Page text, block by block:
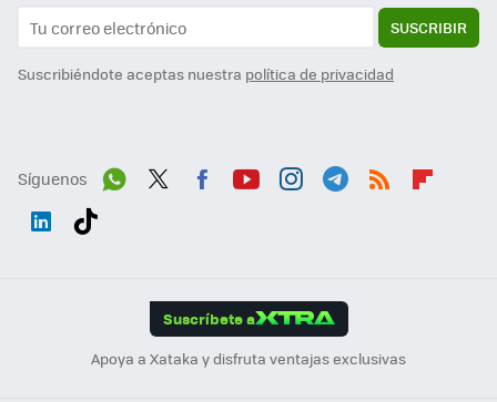
SUSCRIBIR
Suscribiéndote aceptas nuestra política de privacidad
Síguenos
Suscríbete a
Apoya a Xataka y disfruta ventajas exclusivas